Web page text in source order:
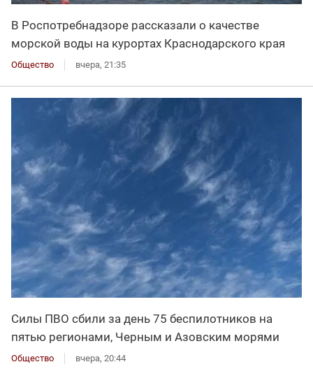
В Роспотребнадзоре рассказали о качестве
морской воды на курортах Краснодарского края
Общество вчера, 21:35
Силы ПВО сбили за день 75 беспилотников на
пятью регионами, Черным и Азовским морями
Общество вчера, 20:44